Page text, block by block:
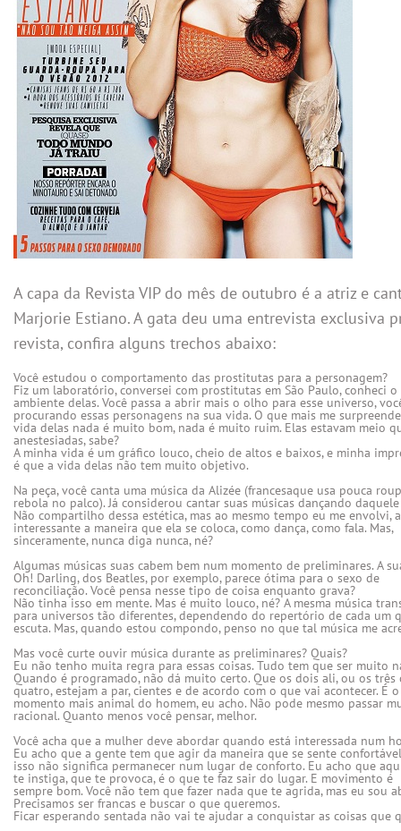
A capa da Revista VIP do mês de outubro é a atriz e
Marjorie Estiano. A gata deu uma entrevista exclusiva
revista, confira alguns trechos abaixo:
Você estudou o comportamento das prostitutas para a personagem?
Fiz um laboratório, conversei com prostitutas em São Paulo, conheci o
ambiente delas. Você passa a abrir mais o olho para esse universo,
procurando essas personagens na sua vida. O que mais me
vida delas nada é muito bom, nada é muito ruim. Elas estavam meio
anestesiadas, sabe?
A minha vida é um gráfico louco, cheio de altos e baixos, e minha
é que a vida delas não tem muito objetivo.
Na peça, você canta uma música da Alizée (francesaque usa pouca
rebola no palco). Já considerou cantar suas músicas dançando
Não compartilho dessa estética, mas ao mesmo tempo eu me envolvi,
interessante a maneira que ela se coloca, como dança, como fala. Mas,
sinceramente, nunca diga nunca, né?
Algumas músicas suas cabem bem num momento de preliminares. A
Oh! Darling, dos Beatles, por exemplo, parece ótima para o sexo de
reconciliação. Você pensa nesse tipo de coisa enquanto grava?
Não tinha isso em mente. Mas é muito louco, né? A mesma música
para universos tão diferentes, dependendo do repertório de cada um
escuta. Mas, quando estou compondo, penso no que tal música me
Mas você curte ouvir música durante as preliminares? Quais?
Eu não tenho muita regra para essas coisas. Tudo tem que ser muito
Quando é programado, não dá muito certo. Que os dois ali, ou os três
quatro, estejam a par, cientes e de acordo com o que vai acontecer. É o
momento mais animal do homem, eu acho. Não pode mesmo passar
racional. Quanto menos você pensar, melhor.
Você acha que a mulher deve abordar quando está interessada num
Eu acho que a gente tem que agir da maneira que se sente
isso não significa permanecer num lugar de conforto. Eu acho que
te instiga, que te provoca, é o que te faz sair do lugar. E movimento é
sempre bom. Você não tem que fazer nada que te agrida, mas eu sou
Precisamos ser francas e buscar o que queremos.
Ficar esperando sentada não vai te ajudar a conquistar as coisas que